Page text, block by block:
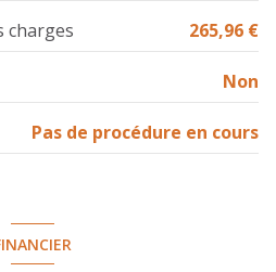
charges 265,96 €
Non
Pas de procédure en cours